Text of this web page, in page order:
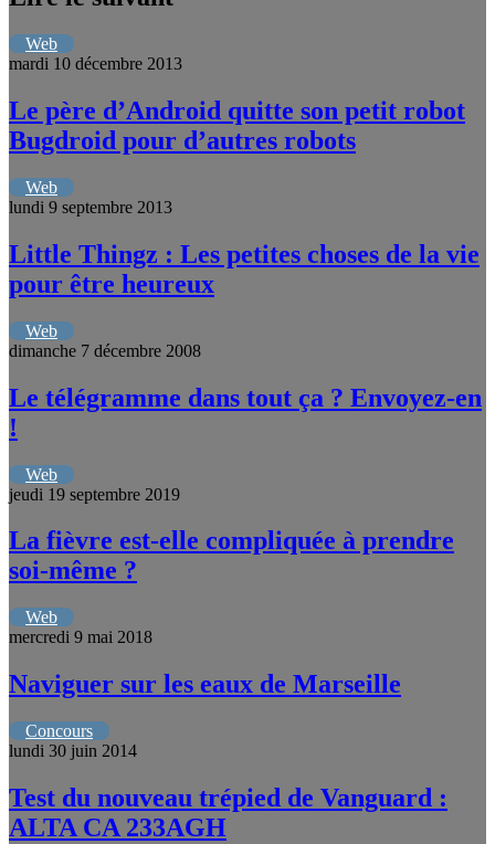
Web
mardi 10 décembre 2013
Le père d’Android quitte son petit robot
Bugdroid pour d’autres robots
Web
lundi 9 septembre 2013
Little Thingz : Les petites choses de la vie
pour être heureux
Web
dimanche 7 décembre 2008
Le télégramme dans tout ça ? Envoyez-en
!
Web
jeudi 19 septembre 2019
La fièvre est-elle compliquée à prendre
soi-même ?
Web
mercredi 9 mai 2018
Naviguer sur les eaux de Marseille
Concours
lundi 30 juin 2014
Test du nouveau trépied de Vanguard :
ALTA CA 233AGH